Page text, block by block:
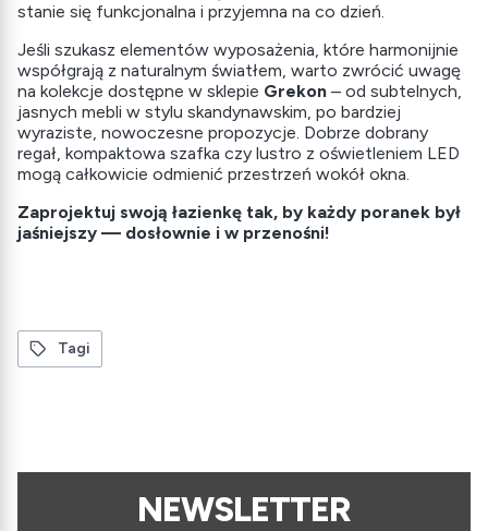
stanie się funkcjonalna i przyjemna na co dzień.
Jeśli szukasz elementów wyposażenia, które harmonijnie
współgrają z naturalnym światłem, warto zwrócić uwagę
na kolekcje dostępne w sklepie Grekon – od subtelnych,
jasnych mebli w stylu skandynawskim, po bardziej
wyraziste, nowoczesne propozycje. Dobrze dobrany
regał, kompaktowa szafka czy lustro z oświetleniem LED
mogą całkowicie odmienić przestrzeń wokół okna.
Zaprojektuj swoją łazienkę tak, by każdy poranek był
jaśniejszy — dosłownie i w przenośni!
Tagi
NEWSLETTER